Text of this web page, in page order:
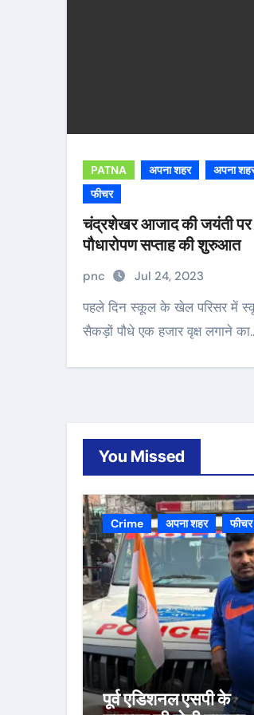
PATNA अपना शहर अपना
फीचर
चंद्रशेखर आजाद की जयंती पर
पौधारोपण सप्ताह की शुरुआत
pnc Jul 24, 2023
पहले दिन स्कूल के खेल परिसर में स्कूली बच्चों ने लगाए
सैकड़ों पौधे एक हजार वृक्ष लगाने
You Missed
Crime अपना शहर फीचर
पूर्व एडिशनल एसपी के